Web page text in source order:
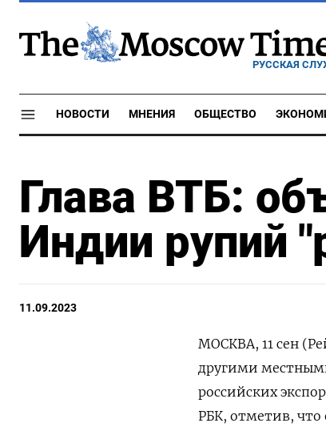
РУССКАЯ
НОВОСТИ МНЕНИЯ ОБЩЕСТВО
Глава ВТБ:
Индии рупий
11.09.2023
МОСКВА, 11 сен
другими
российских
РБК, отметив, что